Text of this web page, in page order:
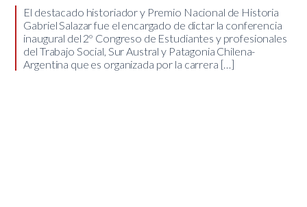
El destacado historiador y Premio Nacional de Historia
Gabriel Salazar fue el encargado de dictar la conferencia
inaugural del 2º Congreso de Estudiantes y profesionales
del Trabajo Social, Sur Austral y Patagonia Chilena-
Argentina que es organizada por la carrera […]